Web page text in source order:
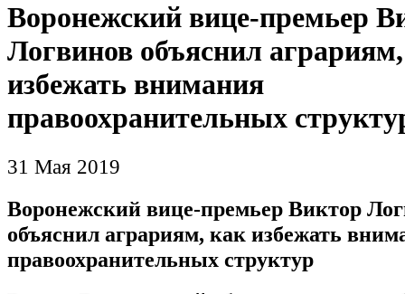
Воронежский вице-премьер
Логвинов объяснил
избежать внимания
правоохранительных
31 Мая 2019
Воронежский вице-премьер Виктор
объяснил аграриям, как избежать
правоохранительных структур